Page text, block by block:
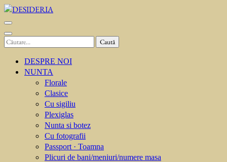
Sari
la
conținut
(apasă
Caută
DESPRE NOI
NUNTA
Florale
Clasice
Cu sigiliu
Plexiglas
Nunta si botez
Cu fotografii
Passport · Toamna
Plicuri de bani/meniuri/numere masa